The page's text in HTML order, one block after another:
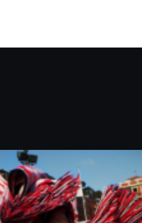
la
Plaza
(BZP),
un
festival
que
llenará